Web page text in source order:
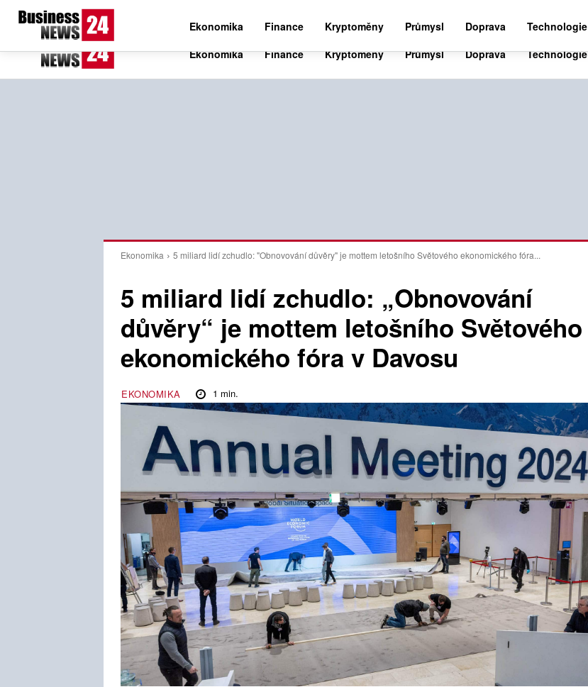
24.6 Czech
Čtvrtek 6. srpna 2026
Ekonomika Finance Kryptoměny Průmysl Doprava Technologie
Ekonomika 5 miliard lidí zchudlo: "Obnovování důvěry" je mottem letošního Světového ekonomického fóra...
5 miliard lidí zchudlo: „Obnovování
důvěry“ je mottem letošního Světového
ekonomického fóra v Davosu
EKONOMIKA 1 min.